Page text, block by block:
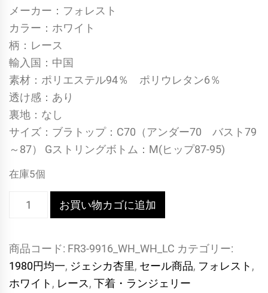
メーカー：フォレスト
カラー：ホワイト
柄：レース
輸入国：中国
素材：ポリエステル94％ ポリウレタン6％
透け感：あり
裏地：なし
サイズ：ブラトップ：C70（アンダー70 バスト79
～87） Gストリングボトム：M(ヒップ87-95)
在庫5個
[9916]
シ
ー
カ
お買い物カゴに追加
商品コード: FR3-9916_WH_WH_LC カテゴリー:
1980円均一, ジェシカ杏里, セール商品, フォレスト ,
ホワイト , レース, 下着・ランジェリー